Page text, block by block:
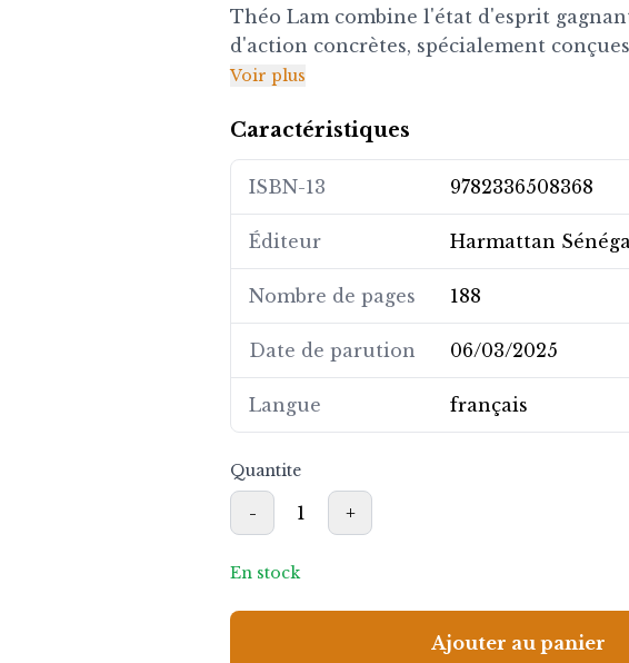
Théo Lam combine l'état d'esprit
d'action concrètes, spécialement
africains confrontés aux défis uniques
Ce livre explore les fondamentaux du
les obstacles culturels et économiques,
pratiques pour lancer et développer une
travers des cas d'études inspirants et
l'auteur montre comment cultiver la
d'entreprise et les leaders en quête de
ouvrage est votre compagnon
ambitieux et durable en Afrique.
Voir plus
Caractéristiques
ISBN-13 9782336508368
Éditeur Harmattan
Nombre de pages 188
Date de parution 06/03/2025
Langue français
Quantite
- 1 +
En stock
Ajouter au panier